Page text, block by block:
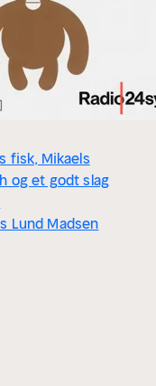
fisk, Mikaels
og et godt slag
Lund Madsen